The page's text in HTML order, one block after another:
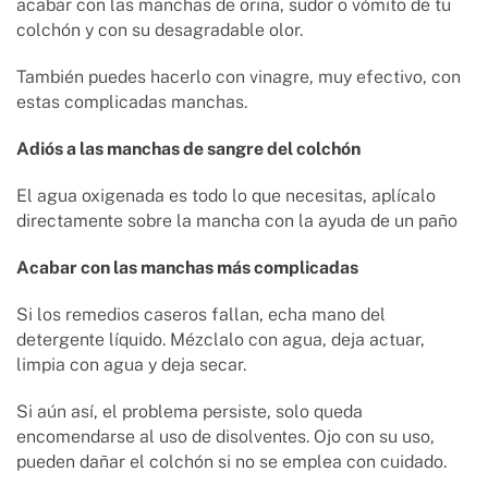
acabar con las manchas de orina, sudor o vómito de tu
colchón y con su desagradable olor.
También puedes hacerlo con vinagre, muy efectivo, con
estas complicadas manchas.
Adiós a las manchas de sangre del colchón
El agua oxigenada es todo lo que necesitas, aplícalo
directamente sobre la mancha con la ayuda de un paño
Acabar con las manchas más complicadas
Si los remedios caseros fallan, echa mano del
detergente líquido. Mézclalo con agua, deja actuar,
limpia con agua y deja secar.
Si aún así, el problema persiste, solo queda
encomendarse al uso de disolventes. Ojo con su uso,
pueden dañar el colchón si no se emplea con cuidado.